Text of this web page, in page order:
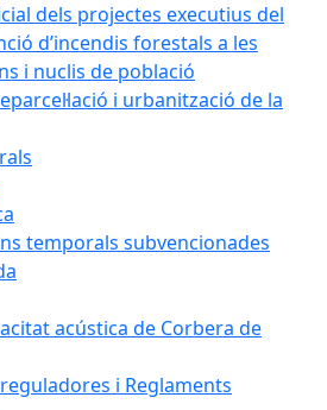
dels projectes executius del
d’incendis forestals a les
i nuclis de població
i urbanització de la
temporals subvencionades
acústica de Corbera de
i Reglaments